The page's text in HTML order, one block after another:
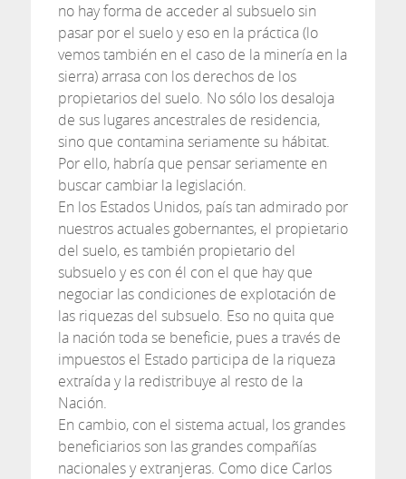
no hay forma de acceder al subsuelo sin
pasar por el suelo y eso en la práctica (lo
vemos también en el caso de la minería en la
sierra) arrasa con los derechos de los
propietarios del suelo. No sólo los desaloja
de sus lugares ancestrales de residencia,
sino que contamina seriamente su hábitat.
Por ello, habría que pensar seriamente en
buscar cambiar la legislación.
En los Estados Unidos, país tan admirado por
nuestros actuales gobernantes, el propietario
del suelo, es también propietario del
subsuelo y es con él con el que hay que
negociar las condiciones de explotación de
las riquezas del subsuelo. Eso no quita que
la nación toda se beneficie, pues a través de
impuestos el Estado participa de la riqueza
extraída y la redistribuye al resto de la
Nación.
En cambio, con el sistema actual, los grandes
beneficiarios son las grandes compañías
nacionales y extranjeras. Como dice Carlos